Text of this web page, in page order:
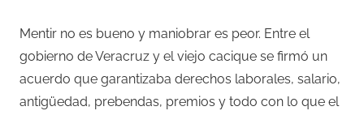
Mentir no es bueno y maniobrar es peor. Entre el
gobierno de Veracruz y el viejo cacique se firmó un
acuerdo que garantizaba derechos laborales, salario,
antigüedad, prebendas, premios y todo con lo que el